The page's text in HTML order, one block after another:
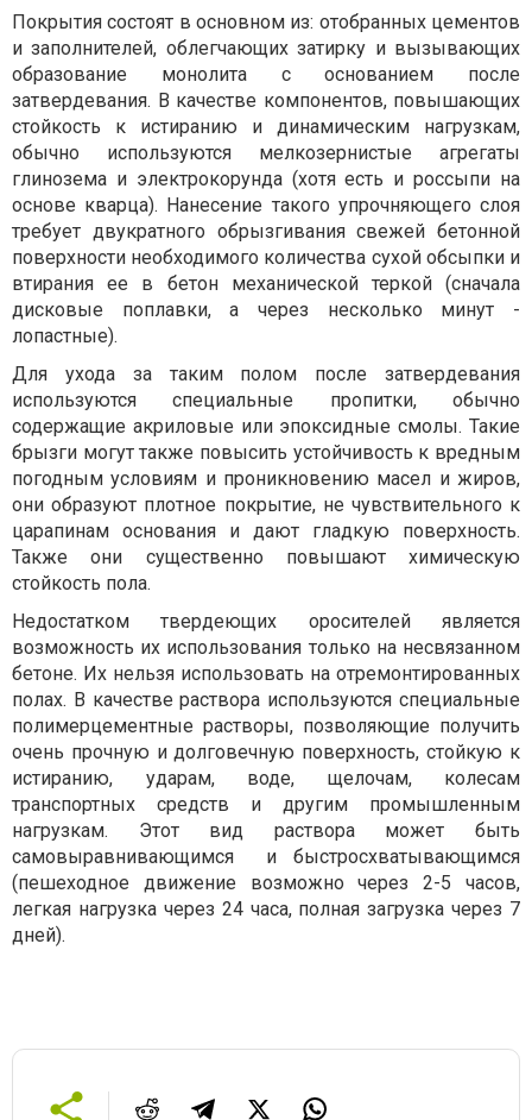
Покрытия состоят в основном из: отобранных цементов
и заполнителей, облегчающих затирку и вызывающих
образование монолита с основанием после
затвердевания. В качестве компонентов, повышающих
стойкость к истиранию и динамическим нагрузкам,
обычно используются мелкозернистые агрегаты
глинозема и электрокорунда (хотя есть и россыпи на
основе кварца). Нанесение такого упрочняющего слоя
требует двукратного обрызгивания свежей бетонной
поверхности необходимого количества сухой обсыпки и
втирания ее в бетон механической теркой (сначала
дисковые поплавки, а через несколько минут -
лопастные).
Для ухода за таким полом после затвердевания
используются специальные пропитки, обычно
содержащие акриловые или эпоксидные смолы. Такие
брызги могут также повысить устойчивость к вредным
погодным условиям и проникновению масел и жиров,
они образуют плотное покрытие, не чувствительного к
царапинам основания и дают гладкую поверхность.
Также они существенно повышают химическую
стойкость пола.
Недостатком твердеющих оросителей является
возможность их использования только на несвязанном
бетоне. Их нельзя использовать на отремонтированных
полах. В качестве раствора используются специальные
полимерцементные растворы, позволяющие получить
очень прочную и долговечную поверхность, стойкую к
истиранию, ударам, воде, щелочам, колесам
транспортных средств и другим промышленным
нагрузкам. Этот вид раствора может быть
самовыравнивающимся
и быстросхватывающимся
(пешеходное движение возможно через 2-5 часов,
легкая нагрузка через 24 часа, полная загрузка через 7
дней).